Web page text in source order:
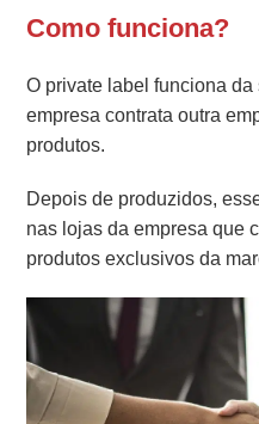
Como funciona?
O private label funciona
empresa contrata outra
produtos.
Depois de produzidos,
nas lojas da empresa que
produtos exclusivos da